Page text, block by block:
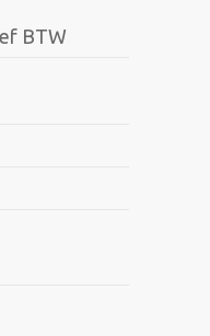
BTW